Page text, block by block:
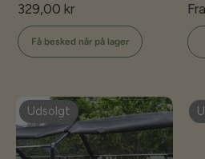
329,00 kr
Få besked når på lager
Udsolgt